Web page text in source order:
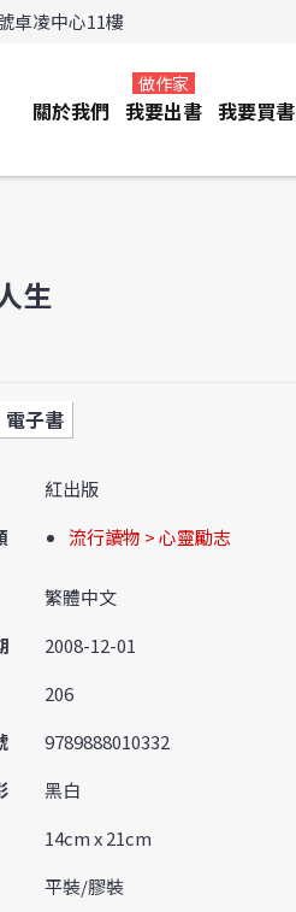
卓凌中心11樓
關於我們 我要出書
做作家
我要買書
生
電子書
紅出版
流行讀物 > 心靈勵志
繁體中文
2008-12-01
206
9789888010332
黑白
14cm x 21cm
平裝/膠裝